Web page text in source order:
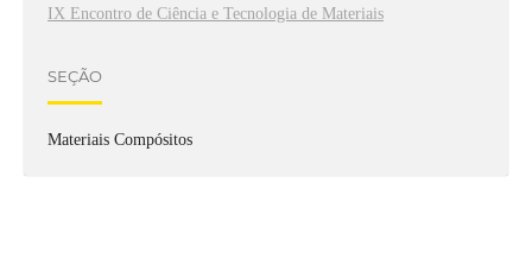
IX Encontro de Ciência e Tecnologia de Materiais
SEÇÃO
Materiais Compósitos